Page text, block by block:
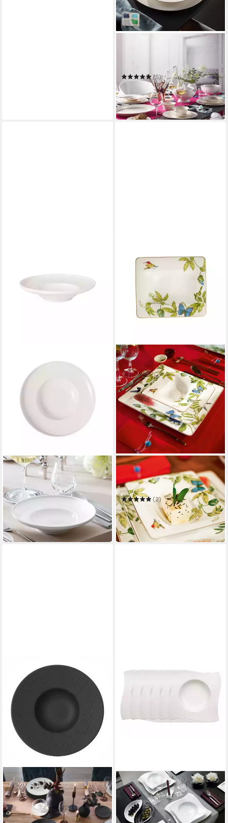
(5)
ab 19,60 € UVP32,90 €
-40%
in 2-3 Werktagen bei dir
VILLEROY & BOCH
Suppenteller Afina
Pastateller 25 cm ø
ab 20,74 €
in 2-3 Werktagen bei dir
VILLEROY & BOCH SIGNATURE
Suppenteller Amazonia
Suppenteller, 24 cm Ø
(2)
ab 52,07 € UVP59,90 €
-13%
in 2-3 Werktagen bei dir
VILLEROY & BOCH
Suppenteller New Wave
Suppenteller 24 cm Set6
179,40 €
in 2-3 Werktagen bei dir